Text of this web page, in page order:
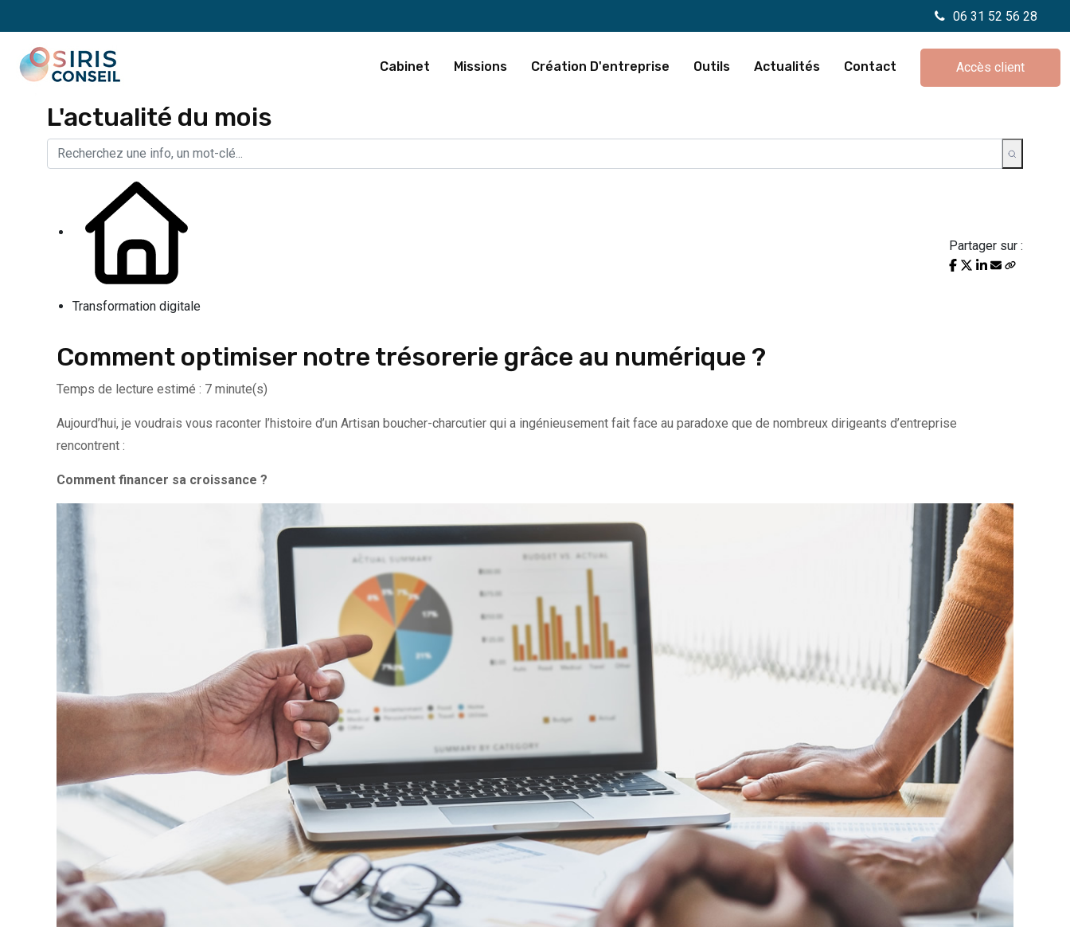
06 31 52 56 28
Cabinet Missions Création D'entreprise Outils Actualités Contact Accès client
L'actualité du mois
Transformation digitale
Partager sur :
Comment optimiser notre trésorerie grâce au numérique ?
Temps de lecture estimé : 7 minute(s)
Aujourd’hui, je voudrais vous raconter l’histoire d’un Artisan boucher-charcutier qui a ingénieusement fait face au paradoxe que de nombreux dirigeants d’entreprise
rencontrent :
Comment financer sa croissance ?